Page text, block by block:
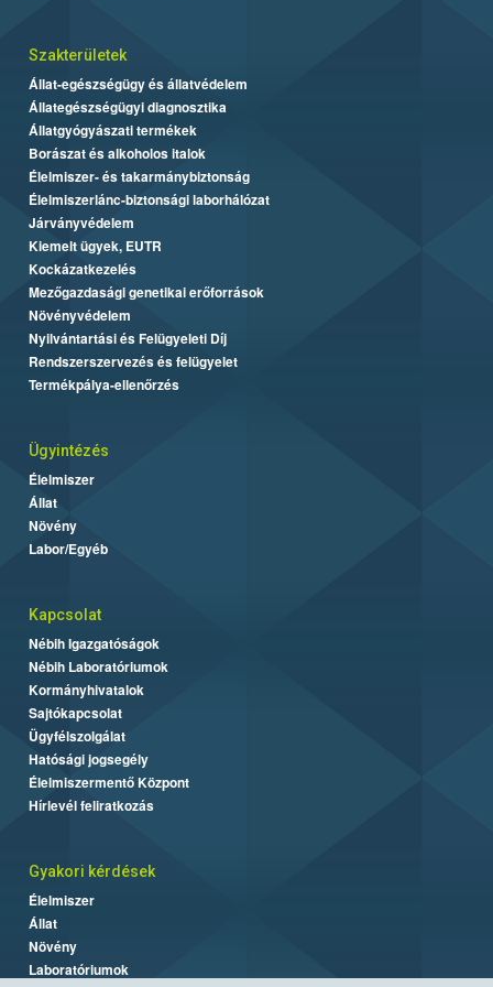
Szakterületek
Állat-egészségügy és állatvédelem
Állategészségügyi diagnosztika
Állatgyógyászati termékek
Borászat és alkoholos italok
Élelmiszer- és takarmánybiztonság
Élelmiszerlánc-biztonsági laborhálózat
Járványvédelem
Kiemelt ügyek, EUTR
Kockázatkezelés
Mezőgazdasági genetikai erőforrások
Növényvédelem
Nyilvántartási és Felügyeleti Díj
Rendszerszervezés és felügyelet
Termékpálya-ellenőrzés
Ügyintézés
Élelmiszer
Állat
Növény
Labor/Egyéb
Kapcsolat
Nébih Igazgatóságok
Nébih Laboratóriumok
Kormányhivatalok
Sajtókapcsolat
Ügyfélszolgálat
Hatósági jogsegély
Élelmiszermentő Központ
Hírlevél feliratkozás
Gyakori kérdések
Élelmiszer
Állat
Növény
Laboratóriumok